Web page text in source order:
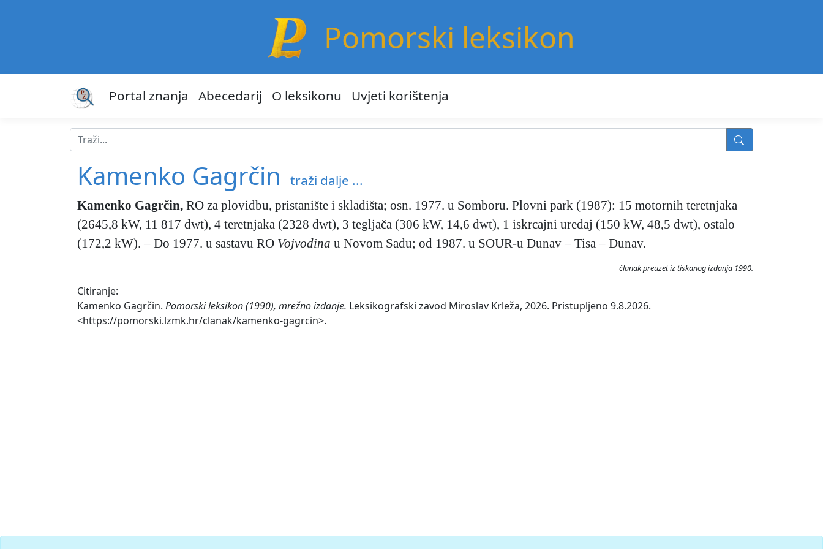
Pomorski leksikon
Portal znanja Abecedarij O leksikonu Uvjeti korištenja
Kamenko Gagrčin traži dalje ...
Kamenko Gagrčin, RO za plovidbu, pristanište i skladišta; osn. 1977. u Somboru. Plovni park (1987): 15 motornih teretnjaka
(2645,8 kW, 11 817 dwt), 4 teretnjaka (2328 dwt), 3 tegljača (306 kW, 14,6 dwt), 1 iskrcajni uređaj (150 kW, 48,5 dwt), ostalo
(172,2 kW). – Do 1977. u sastavu RO Vojvodina u Novom Sadu; od 1987. u SOUR-u Dunav – Tisa – Dunav.
članak preuzet iz tiskanog izdanja 1990.
Citiranje:
Kamenko Gagrčin. Pomorski leksikon (1990), mrežno izdanje. Leksikografski zavod Miroslav Krleža, 2026. Pristupljeno 9.8.2026.
<https://pomorski.lzmk.hr/clanak/kamenko-gagrcin>.